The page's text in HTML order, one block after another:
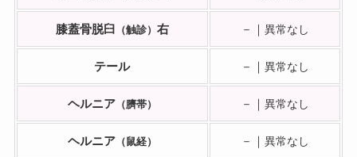
膝蓋骨脱臼 （触診） 右 －｜ 異常なし
テール －｜ 異常なし
ヘルニア（臍帯） －｜ 異常なし
ヘルニア（鼠経） －｜ 異常なし